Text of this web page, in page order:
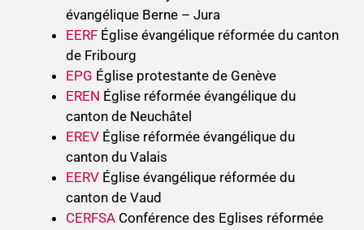
évangélique Berne – Jura
EERF Église évangélique réformée du canton
de Fribourg
EPG Église protestante de Genève
EREN Église réformée évangélique du
canton de Neuchâtel
EREV Église réformée évangélique du
canton du Valais
EERV Église évangélique réformée du
canton de Vaud
CERFSA Conférence des Eglises réformée